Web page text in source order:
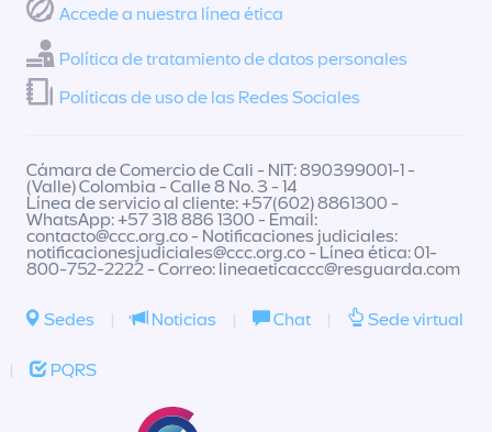
Accede a nuestra línea ética
Política de tratamiento de datos personales
Políticas de uso de las Redes Sociales
Cámara de Comercio de Cali - NIT: 890399001-1 -
(Valle) Colombia - Calle 8 No. 3 - 14
Línea de servicio al cliente: +57(602) 8861300 -
WhatsApp: +57 318 886 1300 - Email:
contacto@ccc.org.co- Notificaciones judiciales:
notificacionesjudiciales@ccc.org.co- Línea ética: 01-
800-752-2222 - Correo: lineaeticaccc@resguarda.com
Sedes | Noticias | Chat | Sede virtual
| PQRS